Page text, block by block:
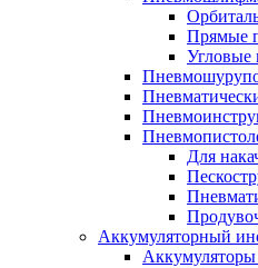
Прямые
Для
Аккумуляторный
Аккумуляторы